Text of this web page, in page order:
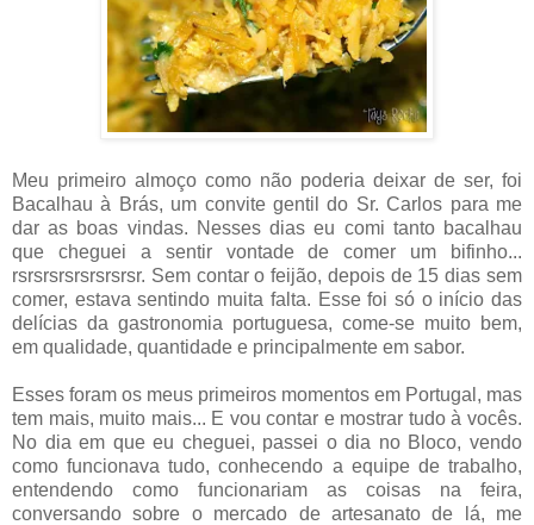
Meu primeiro almoço como não poderia deixar de ser, foi
Bacalhau à Brás, um convite gentil do Sr. Carlos para me
dar as boas vindas. Nesses dias eu comi tanto bacalhau
que cheguei a sentir vontade de comer um bifinho...
rsrsrsrsrsrsrsrsr. Sem contar o feijão, depois de 15 dias sem
comer, estava sentindo muita falta. Esse foi só o início das
delícias da gastronomia portuguesa, come-se muito bem,
em qualidade, quantidade e principalmente em sabor.
Esses foram os meus primeiros momentos em Portugal, mas
tem mais, muito mais... E vou contar e mostrar tudo à vocês.
No dia em que eu cheguei, passei o dia no Bloco, vendo
como funcionava tudo, conhecendo a equipe de trabalho,
entendendo como funcionariam as coisas na feira,
conversando sobre o mercado de artesanato de lá, me